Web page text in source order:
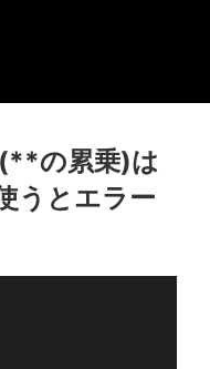
の累乗)は
うとエラー